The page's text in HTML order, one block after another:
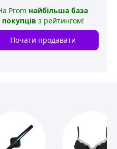
Prom найбільша база
покупців з рейтингом!
Почати продавати